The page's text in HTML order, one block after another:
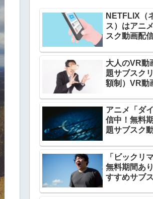
NETFLIX（
ス）はアニ
スク動画配
大人のVR動
題サブスク
額制）VR動
アニメ「ダ
信中！無料
題サブスク
「ビックリ
無料期間あ
すすめサブ